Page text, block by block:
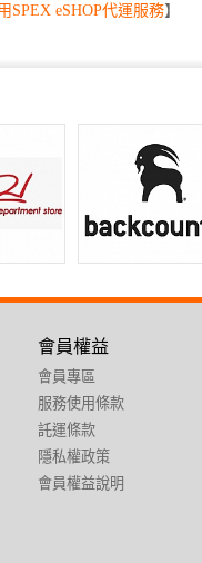
SPEX eSHOP代運服務】
會員權益
會員專區
服務使用條款
託運條款
隱私權政策
會員權益說明